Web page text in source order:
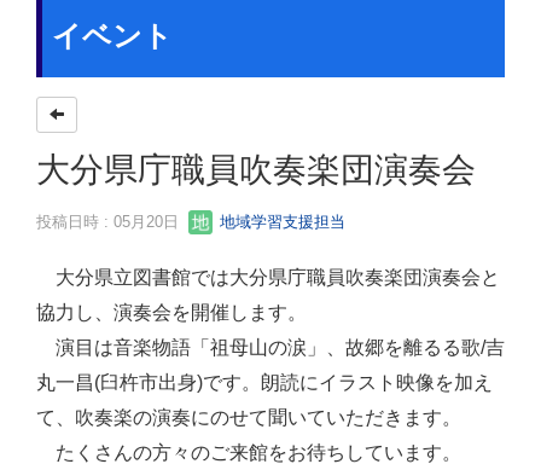
イベント
大分県庁職員吹奏楽団演奏会
投稿日時 : 05月20日 地域学習支援担当
大分県立図書館では大分県庁職員吹奏楽団演奏会と
協力し、演奏会を開催します。
演目は音楽物語「祖母山の涙」、故郷を離るる歌/吉
丸一昌(臼杵市出身)です。朗読にイラスト映像を加え
て、吹奏楽の演奏にのせて聞いていただきます。
たくさんの方々のご来館をお待ちしています。